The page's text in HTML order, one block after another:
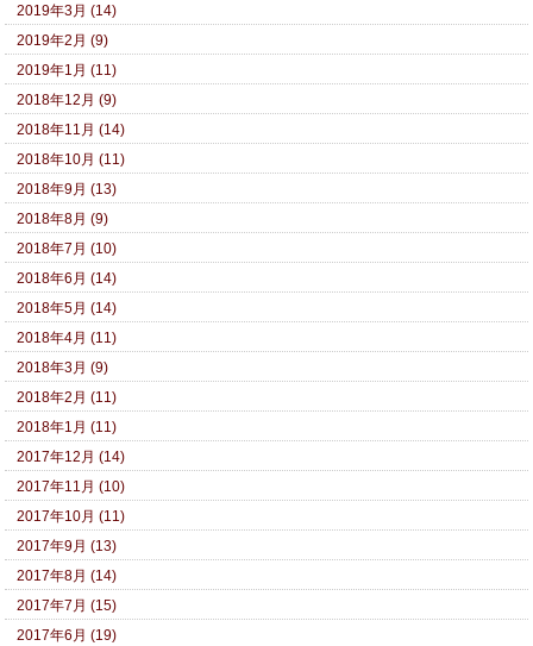
2019年3月 (14)
2019年2月 (9)
2019年1月 (11)
2018年12月 (9)
2018年11月 (14)
2018年10月 (11)
2018年9月 (13)
2018年8月 (9)
2018年7月 (10)
2018年6月 (14)
2018年5月 (14)
2018年4月 (11)
2018年3月 (9)
2018年2月 (11)
2018年1月 (11)
2017年12月 (14)
2017年11月 (10)
2017年10月 (11)
2017年9月 (13)
2017年8月 (14)
2017年7月 (15)
2017年6月 (19)